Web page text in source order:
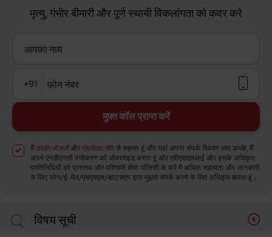
मृत्यु, गंभीर बीमारी और पूर्ण स्थायी विकलांगता को कवर करे
आपका नाम
+91 फ़ोन नंबर
मुफ़्त कॉल प्राप्त करें
मैं उपयोग की शर्तोंऔर गोपनीयता नीति से सहमत हूं और यहां अपना संपर्क विवरण जमा करके, मैं
अपने एनडीएनसी पंजीकरण को ओवरराइड करता हूं और एबीएसएलआई और इसके अधिकृत
प्रतिनिधियों को प्रस्ताव और परिणामी बीमा पॉलिसी के बारे में अधिक सहायता और जानकारी
के लिए फोन/ई-मेल/एसएमएस/व्हाट्सएप द्वारा मुझसे संपर्क करने के लिए अधिकृत करता हूं।
विषय सूची